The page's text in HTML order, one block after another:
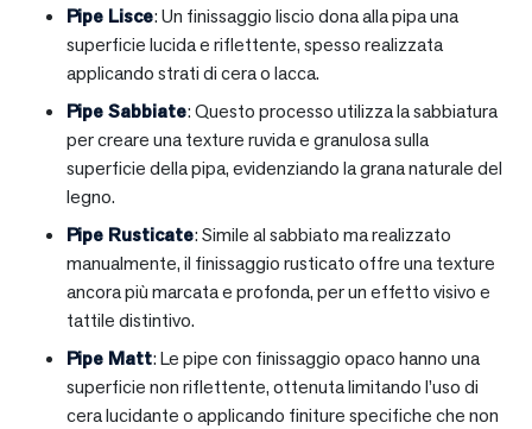
Pipe Lisce: Un finissaggio liscio dona alla pipa una
superficie lucida e riflettente, spesso realizzata
applicando strati di cera o lacca.
Pipe Sabbiate: Questo processo utilizza la sabbiatura
per creare una texture ruvida e granulosa sulla
superficie della pipa, evidenziando la grana naturale del
legno.
Pipe Rusticate: Simile al sabbiato ma realizzato
manualmente, il finissaggio rusticato offre una texture
ancora più marcata e profonda, per un effetto visivo e
tattile distintivo.
Pipe Matt: Le pipe con finissaggio opaco hanno una
superficie non riflettente, ottenuta limitando l’uso di
cera lucidante o applicando finiture specifiche che non